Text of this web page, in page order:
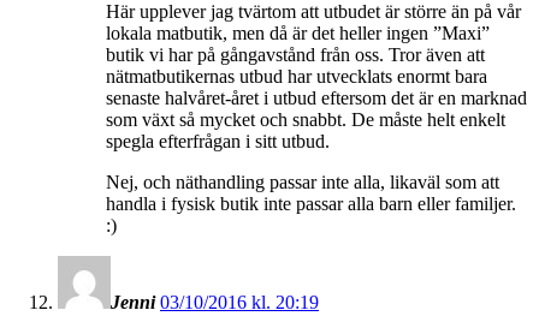
Här upplever jag tvärtom att utbudet är större än på vår
lokala matbutik, men då är det heller ingen ”Maxi”
butik vi har på gångavstånd från oss. Tror även att
nätmatbutikernas utbud har utvecklats enormt bara
senaste halvåret-året i utbud eftersom det är en marknad
som växt så mycket och snabbt. De måste helt enkelt
spegla efterfrågan i sitt utbud.
Nej, och näthandling passar inte alla, likaväl som att
handla i fysisk butik inte passar alla barn eller familjer.
:)
Jenni 03/10/2016 kl. 20:19